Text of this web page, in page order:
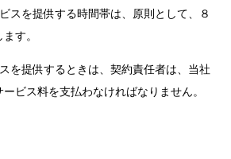
スを提供する時間帯は、原則として、８
す。
を提供するときは、契約責任者は、当社
ビス料を支払わなければなりません。